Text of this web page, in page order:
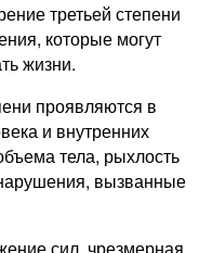
третьей степени
которые могут
жизни.
проявляются в
и внутренних
тела, рыхлость
вызванные